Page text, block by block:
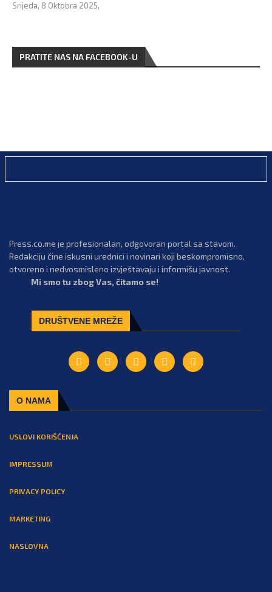
Srijeda, 8 Oktobra 2025,
PRATITE NAS NA FACEBOOK-U
Press.co.me je profesionalan, odgovoran portal sa stavom.
Redakciju čine iskusni urednici i novinari koji beskompromisno,
otvoreno i nedvosmisleno izvještavaju i informišu javnost.
Mi smo tu zbog Vas, čitamo se!
DRUŠTVENE MREŽE
O NAMA
USLOVI KORIŠĆENJA
IMPRESSUM
PRIVACY POLICY
MARKETING
NASLOVNA